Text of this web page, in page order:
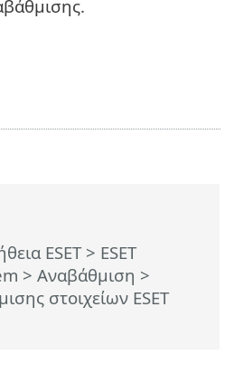
ESET> ESET
> Αναβάθμιση >
στοιχείων ESET